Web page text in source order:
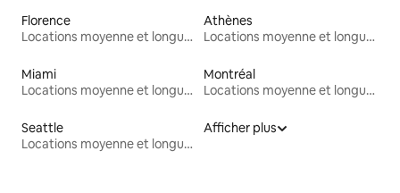
Florence
Locations moyenne et longue durée
Athènes
Locations moyenne et longue durée
Miami
Locations moyenne et longue durée
Montréal
Locations moyenne et longue durée
Seattle
Locations moyenne et longue durée
Afficher plus